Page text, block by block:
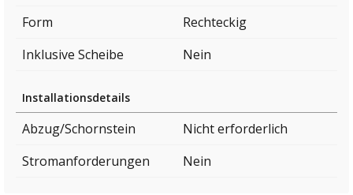
Form
Rechteckig
Inklusive Scheibe
Nein
Installationsdetails
Abzug/Schornstein
Nicht erforderlich
Stromanforderungen
Nein